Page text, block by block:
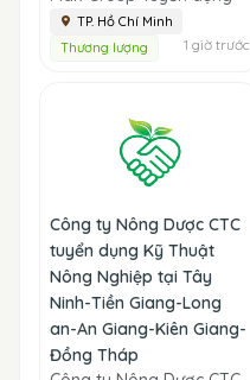
TP. Hồ Chí Minh
Thương lượng
1 giờ trước
Công ty Nông Dược CTC
tuyển dụng Kỹ Thuật
Nông Nghiệp tại Tây
Ninh-Tiền Giang-Long
an-An Giang-Kiên Giang-
Đồng Tháp